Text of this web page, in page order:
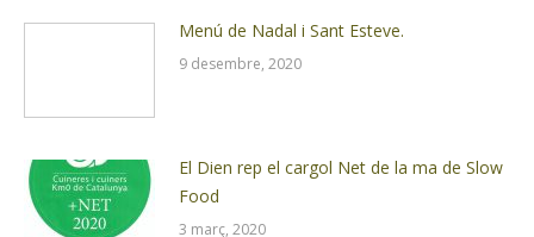
Menú de Nadal i Sant Esteve.
9 desembre, 2020
El Dien rep el cargol Net de la ma de Slow
Food
3 març, 2020